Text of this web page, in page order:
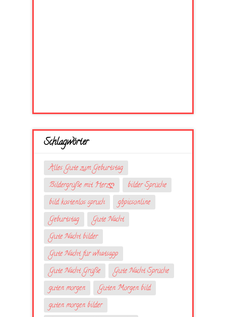
Schlagwörter
Alles Gute zum Geburtstag
Bildergrüße mit Herzღ
bilder Sprüche
bild kostenlos spruch
gbpicsonline
Geburtstag
Gute Nacht
Gute Nacht bilder
Gute Nacht für whatsapp
Gute Nacht Grüße
Gute Nacht Sprüche
guten morgen
Guten Morgen bild
guten morgen bilder